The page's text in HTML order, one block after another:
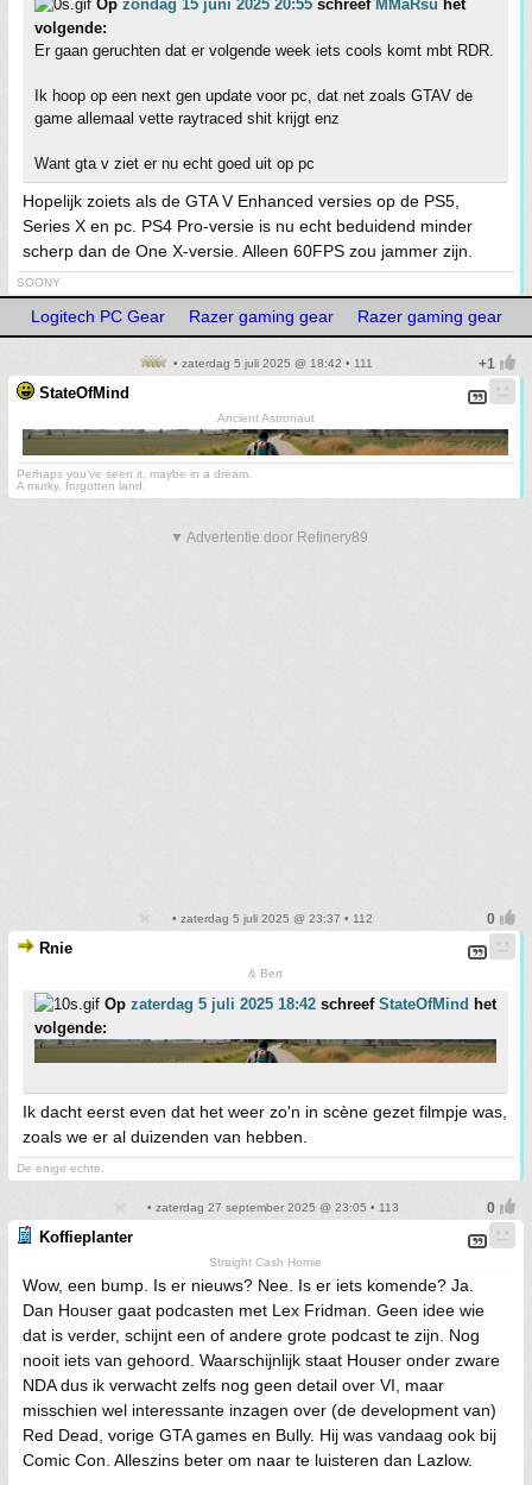
Op zondag 15 juni 2025 20:55 schreef MMaRsu het
volgende:
Er gaan geruchten dat er volgende week iets cools komt mbt RDR.
Ik hoop op een next gen update voor pc, dat net zoals GTAV de
game allemaal vette raytraced shit krijgt enz
Want gta v ziet er nu echt goed uit op pc
Hopelijk zoiets als de GTA V Enhanced versies op de PS5,
Series X en pc. PS4 Pro-versie is nu echt beduidend minder
scherp dan de One X-versie. Alleen 60FPS zou jammer zijn.
SOONY
Logitech PC Gear Razer gaming gear Razer gaming gear
• zaterdag 5 juli 2025 @ 18:42 • 111
StateOfMind
Ancient Astronaut
Perhaps you've seen it, maybe in a dream.
A murky, forgotten land.
▼ Advertentie door Refinery89
• zaterdag 5 juli 2025 @ 23:37 • 112
Rnie
& Bert
Op zaterdag 5 juli 2025 18:42 schreef StateOfMind het
volgende:
Ik dacht eerst even dat het weer zo'n in scène gezet filmpje was,
zoals we er al duizenden van hebben.
De enige echte.
• zaterdag 27 september 2025 @ 23:05 • 113
Koffieplanter
Straight Cash Homie
Wow, een bump. Is er nieuws? Nee. Is er iets komende? Ja.
Dan Houser gaat podcasten met Lex Fridman. Geen idee wie
dat is verder, schijnt een of andere grote podcast te zijn. Nog
nooit iets van gehoord. Waarschijnlijk staat Houser onder zware
NDA dus ik verwacht zelfs nog geen detail over VI, maar
misschien wel interessante inzagen over (de development van)
Red Dead, vorige GTA games en Bully. Hij was vandaag ook bij
Comic Con. Alleszins beter om naar te luisteren dan Lazlow.